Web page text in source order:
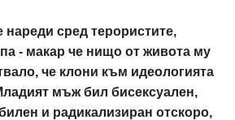
сред терористите,
- макар че нищо от живота му
че клони към идеологията
мъж бил бисексуален,
и радикализиран отскоро,